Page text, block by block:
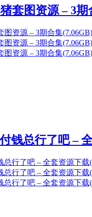
套图资源 – 3
钱总行了吧 –